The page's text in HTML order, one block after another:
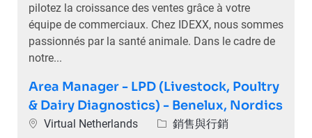
pilotez la croissance des ventes grâce à votre
équipe de commerciaux. Chez IDEXX, nous sommes
passionnés par la santé animale. Dans le cadre de
notre...
Area Manager - LPD (Livestock, Poultry
& Dairy Diagnostics) - Benelux, Nordics
位置Virtual Netherlands 類別銷售與行銷